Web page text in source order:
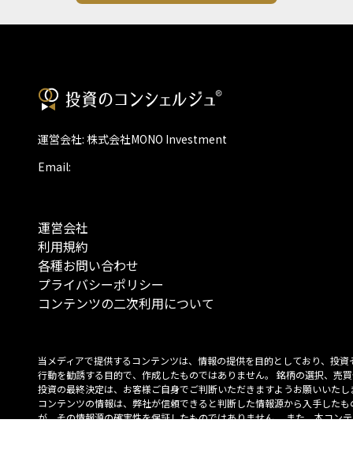
運営会社: 株式会社MONO Investment
Email:
運営会社
利用規約
各種お問い合わせ
プライバシーポリシー
コンテンツの二次利用について
当メディアで提供するコンテンツは、情報の提供を目的としており、投資
行動を勧誘する目的で、作成したものではありません。 銘柄の選択、売
投資の最終決定は、お客様ご自身でご判断いただきますようお願いいたし
コンテンツの情報は、弊社が信頼できると判断した情報源から入手したも
が、その情報源の確実性を保証したものではありません。 また、本コン